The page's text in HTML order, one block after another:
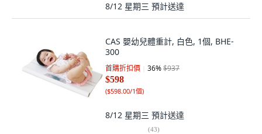
8/12 星期三 預計送達
CAS 嬰幼兒體重計, 白色, 1個, BHE-
300
首購折扣價 36%$937
$598
($598.00/1個)
8/12 星期三 預計送達
(43)